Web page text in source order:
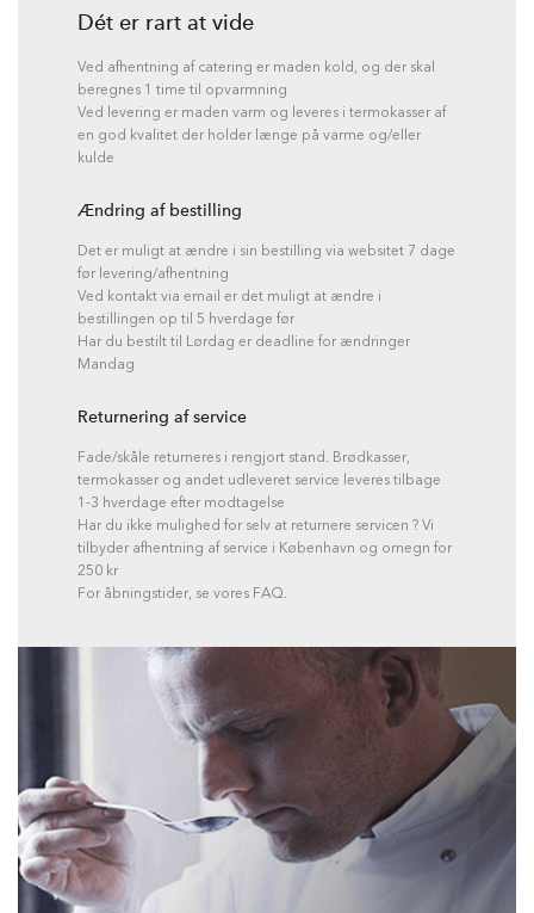
Dét er rart at vide
Ved afhentning af catering er maden kold, og der skal
beregnes 1 time til opvarmning
Ved levering er maden varm og leveres i termokasser af
en god kvalitet der holder længe på varme og/eller
kulde
Ændring af bestilling
Det er muligt at ændre i sin bestilling via websitet 7 dage
før levering/afhentning
Ved kontakt via email er det muligt at ændre i
bestillingen op til 5 hverdage før
Har du bestilt til Lørdag er deadline for ændringer
Mandag
Returnering af service
Fade/skåle returneres i rengjort stand. Brødkasser,
termokasser og andet udleveret service leveres tilbage
1-3 hverdage efter modtagelse
Har du ikke mulighed for selv at returnere servicen ? Vi
tilbyder afhentning af service i København og omegn for
250 kr
For åbningstider, se vores FAQ.